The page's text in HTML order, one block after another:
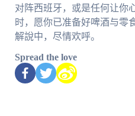
对阵西班牙，或是任何让你
时，愿你已准备好啤酒与零
解說中，尽情欢呼。
Spread the love